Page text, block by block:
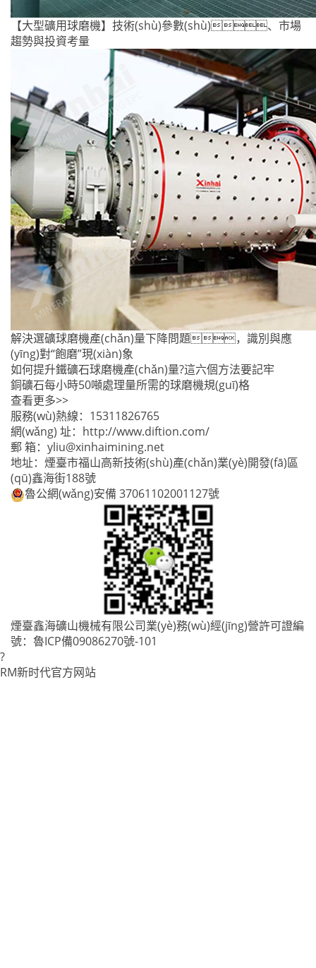
【大型礦用球磨機】技術(shù)參數(shù)、市場
趨勢與投資考量
解決選礦球磨機產(chǎn)量下降問題，識別與應
(yīng)對“飽磨”現(xiàn)象
如何提升鐵礦石球磨機產(chǎn)量?這六個方法要記牢
銅礦石每小時50噸處理量所需的球磨機規(guī)格
查看更多>>
服務(wù)熱線： 15311826765
網(wǎng) 址： http://www.diftion.com/
郵 箱： yliu@xinhaimining.net
地址：煙臺市福山高新技術(shù)產(chǎn)業(yè)開發(fā)區
(qū)鑫海街188號
魯公網(wǎng)安備 37061102001127號
煙臺鑫海礦山機械有限公司業(yè)務(wù)經(jīng)營許可證編
號： 魯ICP備09086270號-101
?
RM新时代官方网站